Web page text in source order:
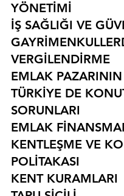
YÖNETİMİ
İŞ SAĞLIĞI VE
VERGİLENDİRME
EMLAK PAZARININ
TÜRKİYE DE
SORUNLARI
EMLAK
KENTLEŞME VE
POLİTAKASI
KENT KURAMLARI